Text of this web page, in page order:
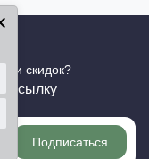
и скидок?
Подписаться